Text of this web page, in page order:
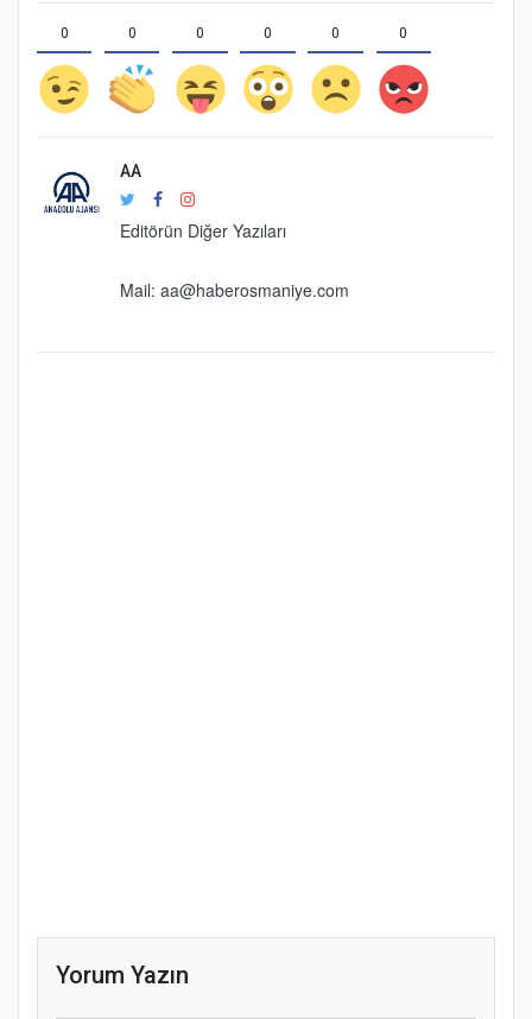
0 0 0 0 0 0
AA
Editörün Diğer Yazıları
Mail: aa@haberosmaniye.com
Yorum Yazın